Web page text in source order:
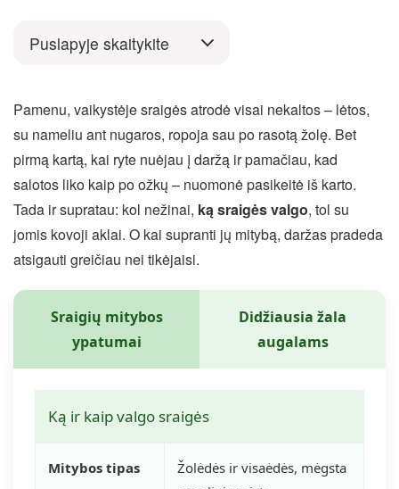
Puslapyje skaitykite
Pamenu, vaikystėje sraigės atrodė visai nekaltos – lėtos,
su nameliu ant nugaros, ropoja sau po rasotą žolę. Bet
pirmą kartą, kai ryte nuėjau į daržą ir pamačiau, kad
salotos liko kaip po ožkų – nuomonė pasikeitė iš karto.
Tada ir supratau: kol nežinai, ką sraigės valgo, tol su
jomis kovoji aklai. O kai supranti jų mitybą, daržas pradeda
atsigauti greičiau nei tikėjaisi.
Sraigių mitybos
ypatumai
Didžiausia žala
augalams
Ką ir kaip valgo sraigės
Mitybos tipas
Žolėdės ir visaėdės, mėgsta